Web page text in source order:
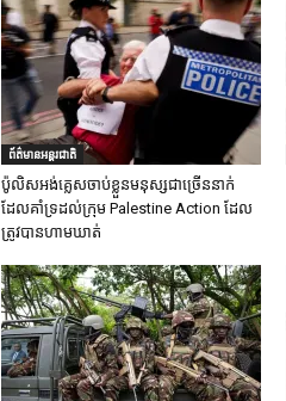
ព័ត៌មានអន្តរជាតិ
ប៉ូលិសអង់គ្លេសចាប់ខ្លួនមនុស្សជាច្រើននាក់
ដែលគាំទ្រដល់ក្រុម Palestine Action ដែល
ត្រូវបានហាមឃាត់